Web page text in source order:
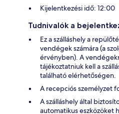
Kijelentkezési idő: 12:00
Tudnivalók a
Ez a szálláshely a
vendégek számára (a
érvényben). A
tájékoztatniuk kell a
található elérhetőségen.
A recepciós személyzet
A szálláshely által
automatikus eszközöket